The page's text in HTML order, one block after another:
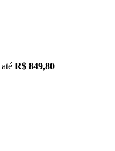
até R$ 849,80